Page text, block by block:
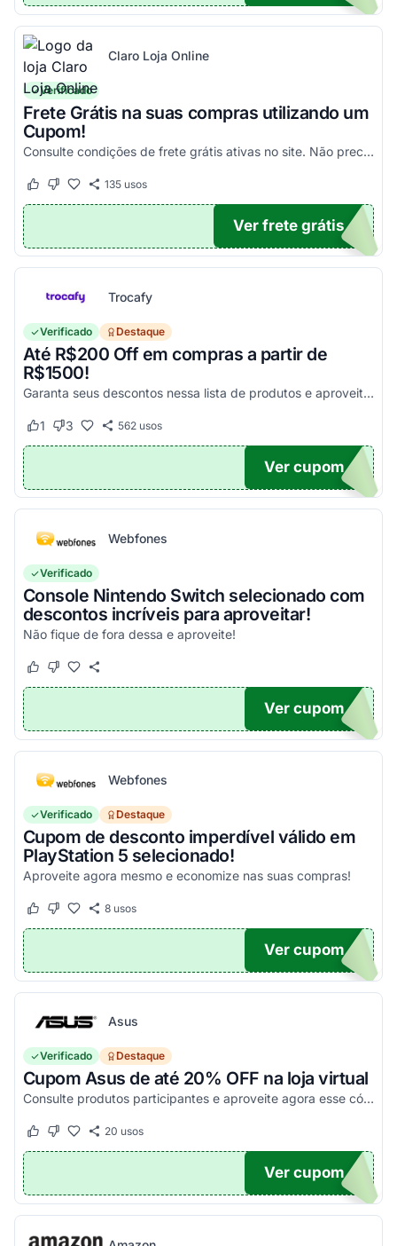
Claro Loja Online
Verificado
Frete Grátis na suas compras utilizando um
Cupom!
Consulte condições de frete grátis ativas no site. Não precisa aplicar código promocional Claro Loja!
Este cupom funcionou
Este cupom não funcionou
135usos
TICO
Ver frete grátis
Trocafy
Verificado Destaque
Até R$200 Off em compras a partir de
R$1500!
Garanta seus descontos nessa lista de produtos e aproveite para economizar agora mesmo! Válido para todo o site exceto em produtos com o selo "Estou Zerado"
Este cupom funcionou
1 Este cupom não funcionou
3 562usos
ONTO
Ver cupom
Webfones
Verificado
Console Nintendo Switch selecionado com
descontos incríveis para aproveitar!
Não fique de fora dessa e aproveite!
Este cupom funcionou
Este cupom não funcionou
O100
Ver cupom
Webfones
Verificado Destaque
Cupom de desconto imperdível válido em
PlayStation 5 selecionado!
Aproveite agora mesmo e economize nas suas compras!
Este cupom funcionou
Este cupom não funcionou
8usos
O100
Ver cupom
Asus
Verificado Destaque
Cupom Asus de até 20% OFF na loja virtual
Consulte produtos participantes e aproveite agora esse código promocional!
Este cupom funcionou
Este cupom não funcionou
20 usos
20
Ver cupom